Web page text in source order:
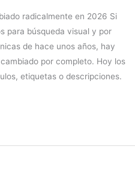
radicalmente en 2026 Si
para búsqueda visual y por
de hace unos años, hay
por completo. Hoy los
etiquetas o descripciones.